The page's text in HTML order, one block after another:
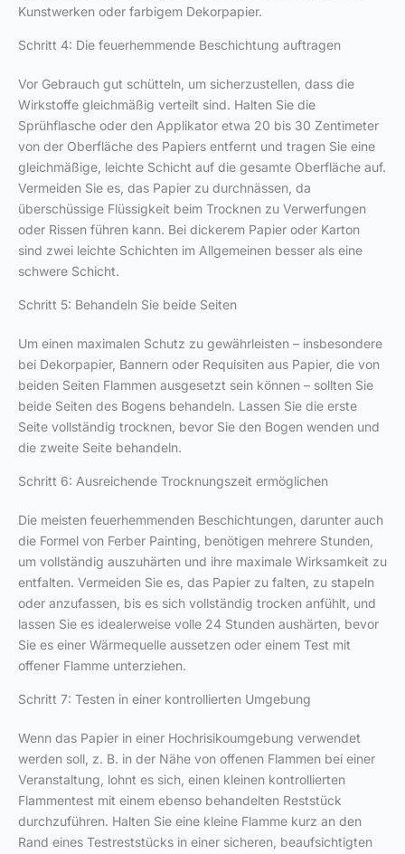
Kunstwerken oder farbigem Dekorpapier.
Schritt 4: Die feuerhemmende Beschichtung auftragen
Vor Gebrauch gut schütteln, um sicherzustellen, dass die
Wirkstoffe gleichmäßig verteilt sind. Halten Sie die
Sprühflasche oder den Applikator etwa 20 bis 30 Zentimeter
von der Oberfläche des Papiers entfernt und tragen Sie eine
gleichmäßige, leichte Schicht auf die gesamte Oberfläche auf.
Vermeiden Sie es, das Papier zu durchnässen, da
überschüssige Flüssigkeit beim Trocknen zu Verwerfungen
oder Rissen führen kann. Bei dickerem Papier oder Karton
sind zwei leichte Schichten im Allgemeinen besser als eine
schwere Schicht.
Schritt 5: Behandeln Sie beide Seiten
Um einen maximalen Schutz zu gewährleisten – insbesondere
bei Dekorpapier, Bannern oder Requisiten aus Papier, die von
beiden Seiten Flammen ausgesetzt sein können – sollten Sie
beide Seiten des Bogens behandeln. Lassen Sie die erste
Seite vollständig trocknen, bevor Sie den Bogen wenden und
die zweite Seite behandeln.
Schritt 6: Ausreichende Trocknungszeit ermöglichen
Die meisten feuerhemmenden Beschichtungen, darunter auch
die Formel von Ferber Painting, benötigen mehrere Stunden,
um vollständig auszuhärten und ihre maximale Wirksamkeit zu
entfalten. Vermeiden Sie es, das Papier zu falten, zu stapeln
oder anzufassen, bis es sich vollständig trocken anfühlt, und
lassen Sie es idealerweise volle 24 Stunden aushärten, bevor
Sie es einer Wärmequelle aussetzen oder einem Test mit
offener Flamme unterziehen.
Schritt 7: Testen in einer kontrollierten Umgebung
Wenn das Papier in einer Hochrisikoumgebung verwendet
werden soll, z. B. in der Nähe von offenen Flammen bei einer
Veranstaltung, lohnt es sich, einen kleinen kontrollierten
Flammentest mit einem ebenso behandelten Reststück
durchzuführen. Halten Sie eine kleine Flamme kurz an den
Rand eines Testreststücks in einer sicheren, beaufsichtigten